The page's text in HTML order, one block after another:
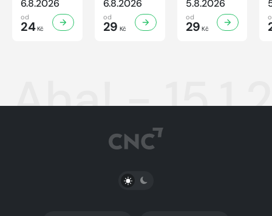
6.8.2026
od
24Kč
6.8.2026
od
29 Kč
5.8.2026
od
29 Kč
Aha! -
PŘEPNOUT SVĚTLÝ/TMAVÝ REŽIM